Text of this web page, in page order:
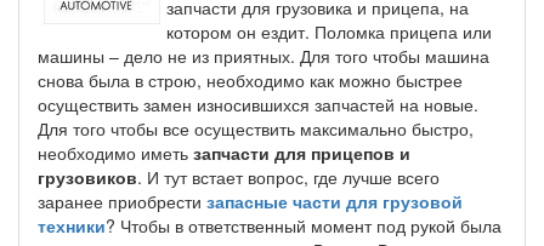
запчасти для грузовика и прицепа, на
котором он ездит. Поломка прицепа или
машины – дело не из приятных. Для того чтобы машина
снова была в строю, необходимо как можно быстрее
осуществить замен износившихся запчастей на новые.
Для того чтобы все осуществить максимально быстро,
необходимо иметь запчасти для прицепов и
грузовиков. И тут встает вопрос, где лучше всего
заранее приобрести запасные части для грузовой
техники? Чтобы в ответственный момент под рукой была